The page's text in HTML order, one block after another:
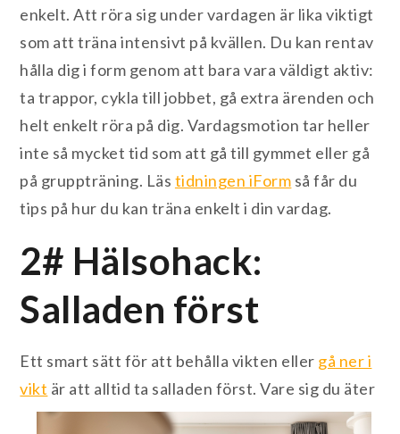
enkelt. Att röra sig under vardagen är lika viktigt
som att träna intensivt på kvällen. Du kan rentav
hålla dig i form genom att bara vara väldigt aktiv:
ta trappor, cykla till jobbet, gå extra ärenden och
helt enkelt röra på dig. Vardagsmotion tar heller
inte så mycket tid som att gå till gymmet eller gå
på gruppträning. Läs tidningen iForm så får du
tips på hur du kan träna enkelt i din vardag.
2# Hälsohack:
Salladen först
Ett smart sätt för att behålla vikten eller gå ner i
vikt är att alltid ta salladen först. Vare sig du äter